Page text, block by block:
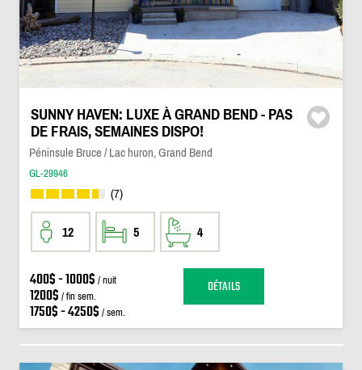
SUNNY HAVEN: LUXE À GRAND BEND - PAS
DE FRAIS, SEMAINES DISPO!
Péninsule Bruce / Lac huron, Grand Bend
GL-29946
(7)
12 5 4
400$ - 1000$ / nuit
1200$ / fin sem.
1750$ - 4250$ / sem.
DÉTAILS